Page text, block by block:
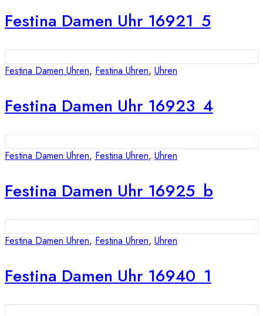
Festina Damen Uhr 16921_5
Festina Damen Uhren, Festina Uhren, Uhren
Festina Damen Uhr 16923_4
Festina Damen Uhren, Festina Uhren, Uhren
Festina Damen Uhr 16925_b
Festina Damen Uhren, Festina Uhren, Uhren
Festina Damen Uhr 16940_1